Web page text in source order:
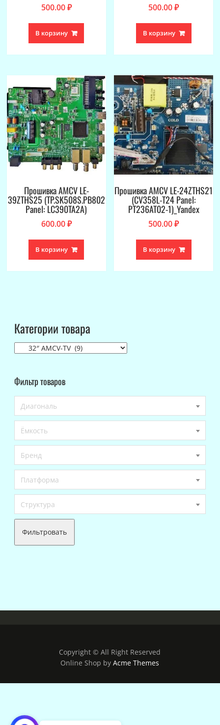
500.00₽
В корзину
500.00₽
В корзину
Прошивка AMCV LE-
39ZTHS25 (TP.SK508S.PB802
Panel: LC390TA2A)
600.00₽
В корзину
Прошивка AMCV LE-24ZTHS21
(CV358L-T24 Panel:
PT236AT02-1)_Yandex
500.00₽
В корзину
Категории товара
Фильтр товаров
Диагональ
Ёмкость
Бренд
Платформа
Структура
Фильтровать
Copyright © All Right Reserved
Online Shop byAcme Themes